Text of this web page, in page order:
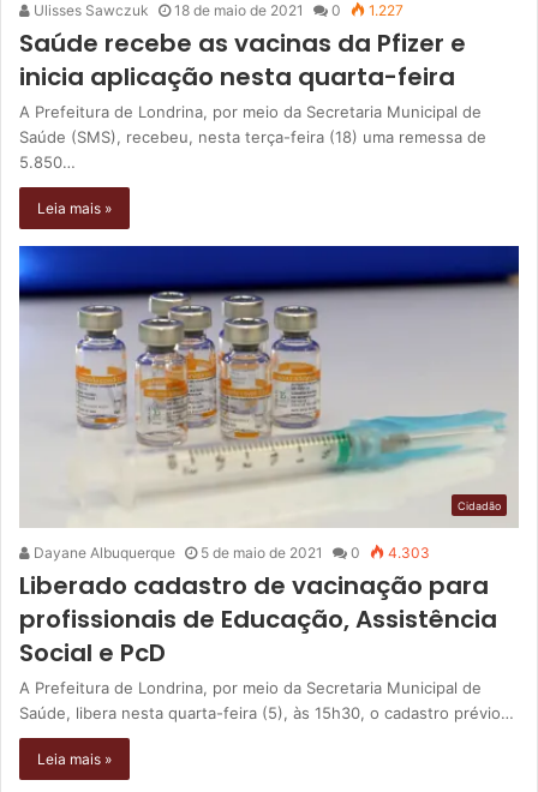
Ulisses Sawczuk 18 de maio de 2021 0 1.227
Saúde recebe as vacinas da Pfizer e
inicia aplicação nesta quarta-feira
A Prefeitura de Londrina, por meio da Secretaria Municipal de
Saúde (SMS), recebeu, nesta terça-feira (18) uma remessa de
5.850…
Leia mais »
Cidadão
Dayane Albuquerque 5 de maio de 2021 0 4.303
Liberado cadastro de vacinação para
profissionais de Educação, Assistência
Social e PcD
A Prefeitura de Londrina, por meio da Secretaria Municipal de
Saúde, libera nesta quarta-feira (5), às 15h30, o cadastro prévio…
Leia mais »